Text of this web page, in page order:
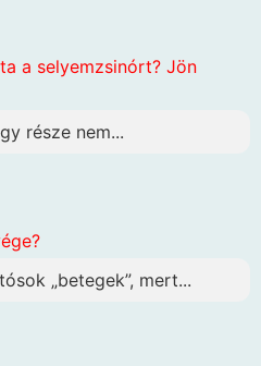
a selyemzsinórt? Jön
része nem...
„betegek”, mert...